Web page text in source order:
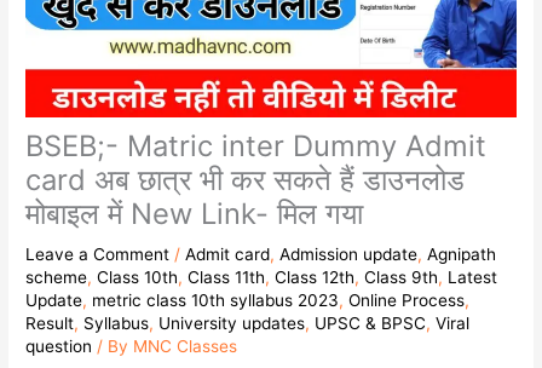
BSEB;- Matric inter Dummy Admit
card अब छात्र भी कर सकते हैं डाउनलोड
मोबाइल में New Link- मिल गया
Leave a Comment /Admit card,Admission update,Agnipath
scheme,Class 10th,Class 11th,Class 12th,Class 9th, Latest
Update, metric class 10th syllabus 2023,Online Process,
Result, Syllabus, University updates, UPSC & BPSC,Viral
question / By MNC Classes